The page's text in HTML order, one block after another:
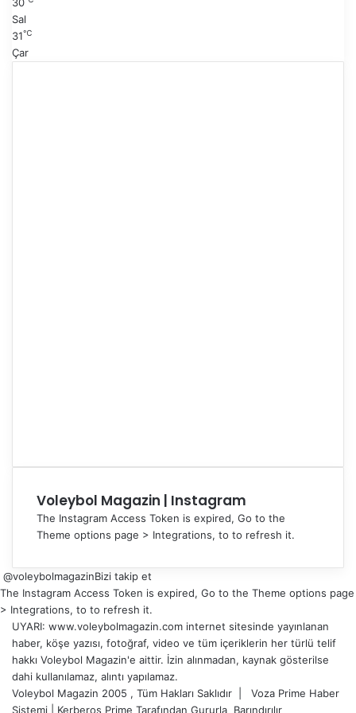
Sal
31℃
Çar
Voleybol Magazin | Instagram
The Instagram Access Token is expired, Go to the
Theme options page > Integrations, to to refresh it.
@voleybolmagazinBizi takip et
The Instagram Access Token is expired, Go to the Theme options page
> Integrations, to to refresh it.
UYARI: www.voleybolmagazin.com internet sitesinde yayınlanan
haber, köşe yazısı, fotoğraf, video ve tüm içeriklerin her türlü telif
hakkı Voleybol Magazin'e aittir. İzin alınmadan, kaynak gösterilse
dahi kullanılamaz, alıntı yapılamaz.
Voleybol Magazin 2005 , Tüm Hakları Saklıdır | Voza Prime Haber
Sistemi
Kerberos Prime Tarafından Gururla Barındırılır